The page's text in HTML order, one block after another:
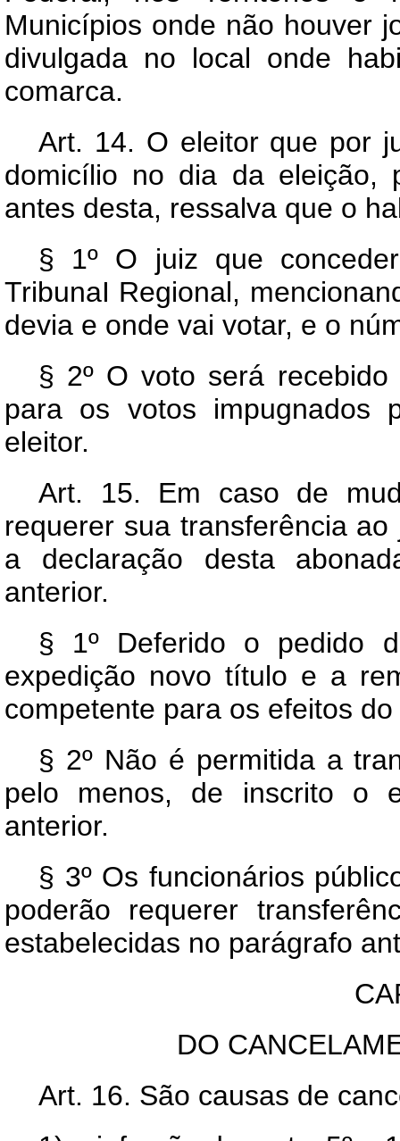
Municípios onde não houver
divulgada no local onde
comarca.
Art. 14. O eleitor que por
domicílio no dia da eleição,
antes desta, ressalva que o
§ 1º O juiz que
TribunaI Regional,
devia e onde vai votar, e o
§ 2º O voto será
para os votos impugnados
eleitor.
Art. 15. Em caso de
requerer sua transferência
a declaração desta
anterior.
§ 1º Deferido o pedido
expedição novo título e a
competente para os efeitos
§ 2º Não é permitida a
pelo menos, de inscrito o
anterior.
§ 3º Os funcionários
poderão requerer
estabelecidas no parágrafo
DO
Art. 16. São causas de